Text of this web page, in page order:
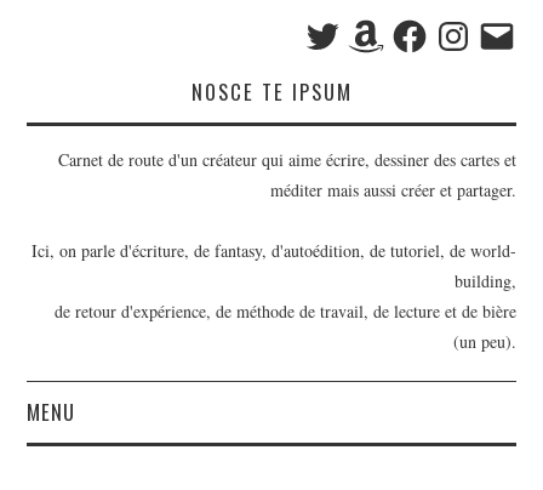
Twitter AmazonFacebookInstagram
E-
mail
NOSCE TE IPSUM
Carnet de route d'un créateur qui aime écrire, dessiner des cartes et
méditer mais aussi créer et partager.
Ici, on parle d'écriture, de fantasy, d'autoédition, de tutoriel, de world-
building,
de retour d'expérience, de méthode de travail, de lecture et de bière
(un peu).
MENU